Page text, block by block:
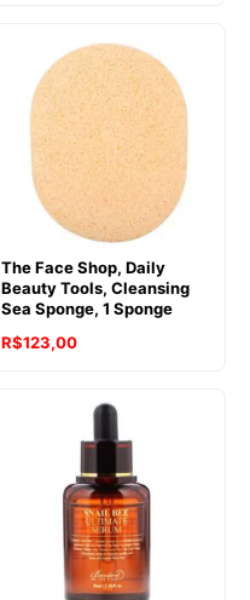
The Face Shop, Daily
Beauty Tools, Cleansing
Sea Sponge, 1 Sponge
R$123,00